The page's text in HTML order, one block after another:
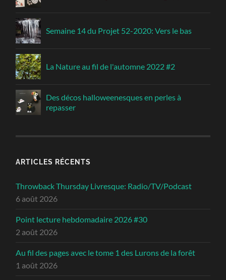
Semaine 14 du Projet 52-2020: Vers le bas
La Nature au fil de l'automne 2022 #2
Des décos halloweenesques en perles à
repasser
ARTICLES RÉCENTS
Throwback Thursday Livresque: Radio/TV/Podcast
6 août 2026
Point lecture hebdomadaire 2026 #30
2 août 2026
Au fil des pages avec le tome 1 des Lurons de la forêt
1 août 2026